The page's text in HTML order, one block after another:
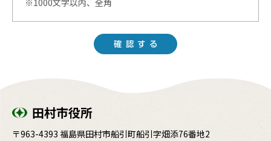
※1000文字以内、全角
田村市役所
〒963-4393 福島県田村市船引町船引字畑添76番地2